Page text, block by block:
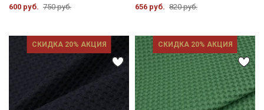
600 руб. 750 руб. 656 руб. 820 руб.
СКИДКА 20% АКЦИЯ СКИДКА 20% АКЦИЯ